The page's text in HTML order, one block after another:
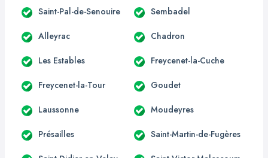
Saint-Pal-de-Senouire Sembadel
Alleyrac Chadron
Les Estables Freycenet-la-Cuche
Freycenet-la-Tour Goudet
Laussonne Moudeyres
Présailles Saint-Martin-de-Fugères